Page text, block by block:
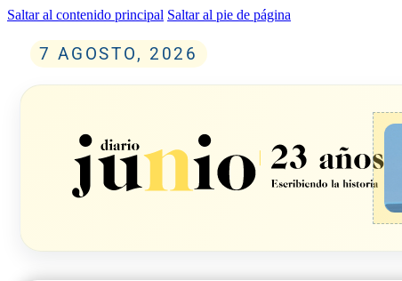
Saltar al contenido principal Saltar al pie de página
7 AGOSTO, 2026